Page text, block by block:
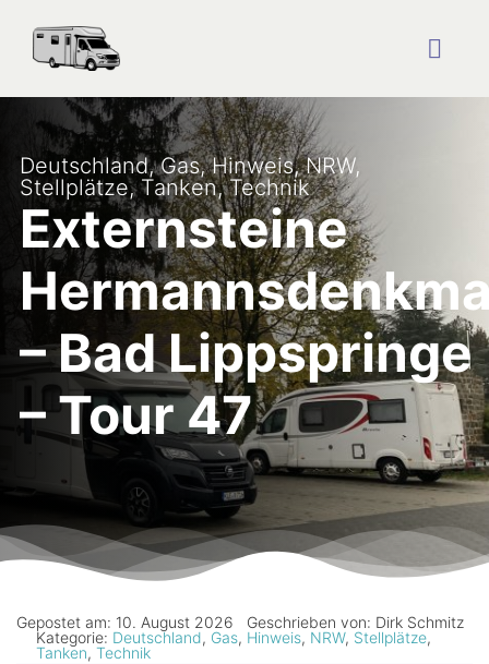
Inhalt
springen
Startseite
Reise Blog
Plätze
Über uns
Kontakt
Newsletter
Deutschland,Gas,Hinweis,NRW,
Stellplätze,Tanken,Technik
Externsteine
– Bad Lippspringe
– Tour 47
Gepostet am: 10. August 2026
Geschrieben von: Dirk Schmitz
Kategorie: Deutschland, Gas, Hinweis, NRW, Stellplätze,
Tanken, Technik